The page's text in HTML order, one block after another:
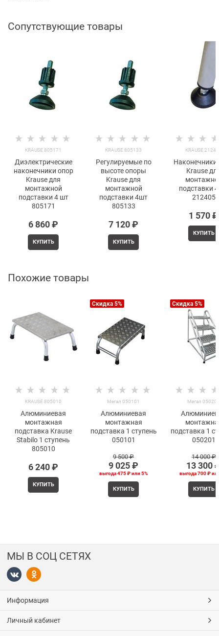
Сопутствующие товары
KRAUSE 805171
Диэлектрические
наконечники опор
Krause для
монтажной
подставки 4 шт
805171
6 860 ₽
КУПИТЬ
KRAUSE 805133
Регулируемые по
высоте опоры
Krause для
монтажной
подставки 4шт
805133
7 120 ₽
КУПИТЬ
KRAUSE
Наконечники
Krause
подставки
212405
1 570 ₽
КУПИТЬ
Похожие товары
KRAUSE 805010
Алюминиевая
монтажная
подставка Krause
Stabilo 1 ступень
805010
6 240 ₽
КУПИТЬ
Скидка 5%
Мегал 050101
Алюминиевая
монтажная
подставка 1 ступень
050101
9 500 ₽
9 025 ₽
выгода475 ₽или5%
КУПИТЬ
Скидка 5%
Мегал
подставка 1
050201
14 000 ₽
13 300
выгода700 ₽
КУПИТЬ
МЫ В СОЦ СЕТЯХ
Информация
Личный кабинет